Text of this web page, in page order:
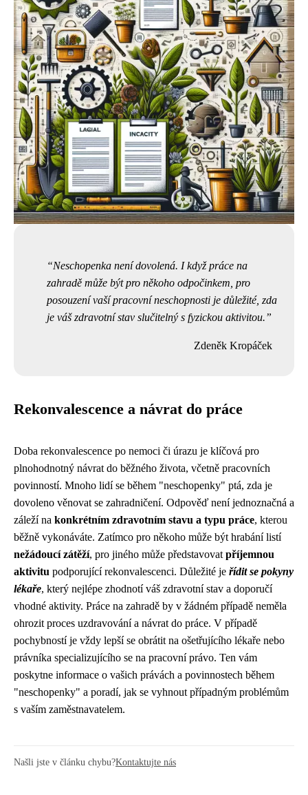
Neschopenka není dovolená. I když práce na
zahradě může být pro někoho odpočinkem, pro
posouzení vaší pracovní neschopnosti je důležité, zda
je váš zdravotní stav slučitelný s fyzickou aktivitou.
Zdeněk Kropáček
Rekonvalescence a návrat do práce
Doba rekonvalescence po nemoci či úrazu je klíčová pro
plnohodnotný návrat do běžného života, včetně pracovních
povinností. Mnoho lidí se během "neschopenky" ptá, zda je
dovoleno věnovat se zahradničení. Odpověď není jednoznačná a
záleží na konkrétním zdravotním stavu a typu práce, kterou
běžně vykonáváte. Zatímco pro někoho může být hrabání listí
nežádoucí zátěží, pro jiného může představovat příjemnou
aktivitu podporující rekonvalescenci. Důležité je řídit se pokyny
lékaře, který nejlépe zhodnotí váš zdravotní stav a doporučí
vhodné aktivity. Práce na zahradě by v žádném případě neměla
ohrozit proces uzdravování a návrat do práce. V případě
pochybností je vždy lepší se obrátit na ošetřujícího lékaře nebo
právníka specializujícího se na pracovní právo. Ten vám
poskytne informace o vašich právách a povinnostech během
"neschopenky" a poradí, jak se vyhnout případným problémům
s vaším zaměstnavatelem.
Našli jste v článku chybu?Kontaktujte nás